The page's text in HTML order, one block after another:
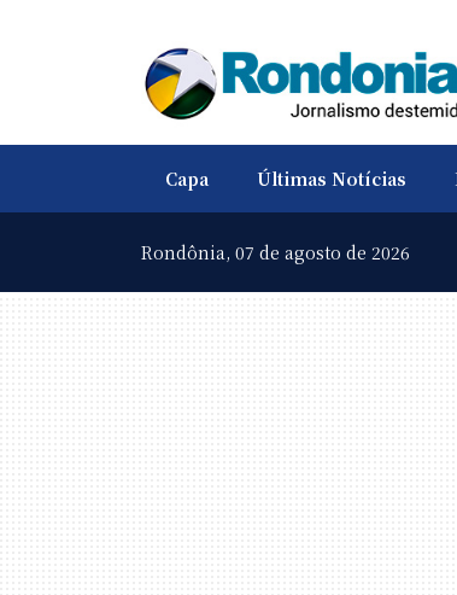
Capa Últimas Notícias
Rondônia, 07 de agosto de 2026